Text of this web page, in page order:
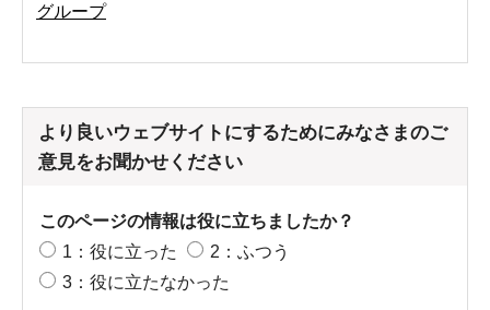
グループ
より良いウェブサイトにするためにみなさまのご
意見をお聞かせください
このページの情報は役に立ちましたか？
1：役に立った
2：ふつう
3：役に立たなかった